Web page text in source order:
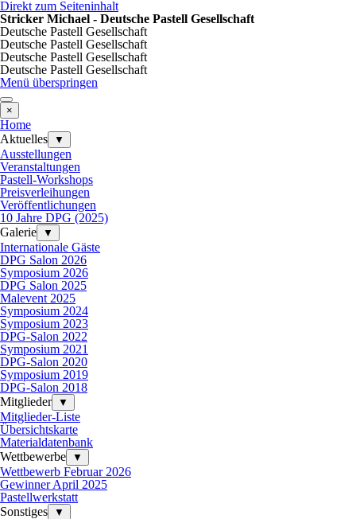
Direkt zum Seiteninhalt
Stricker Michael - Deutsche Pastell Gesellschaft
Deutsche Pastell Gesellschaft
Deutsche Pastell Gesellschaft
Deutsche Pastell Gesellschaft
Deutsche Pastell Gesellschaft
Menü überspringen
×
Home
Aktuelles
▼
Ausstellungen
Veranstaltungen
Pastell-Workshops
Preisverleihungen
Veröffentlichungen
10 Jahre DPG (2025)
Galerie
▼
Internationale Gäste
DPG Salon 2026
Symposium 2026
DPG Salon 2025
Malevent 2025
Symposium 2024
Symposium 2023
DPG-Salon 2022
Symposium 2021
DPG-Salon 2020
Symposium 2019
DPG-Salon 2018
Mitglieder
▼
Mitglieder-Liste
Übersichtskarte
Materialdatenbank
Wettbewerbe
▼
Wettbewerb Februar 2026
Gewinner April 2025
Pastellwerkstatt
Sonstiges
▼